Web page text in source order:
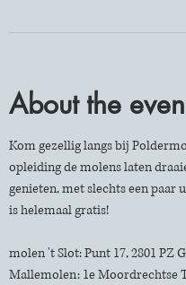
About the
Kom gezellig langs bij
opleiding de molens laten
genieten, met slechts een paar
is helemaal gratis!
molen 't Slot: Punt 17, 2801 PZ
Mallemolen: 1e Moordrechtse